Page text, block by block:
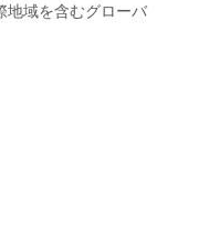
地域を含むグローバ